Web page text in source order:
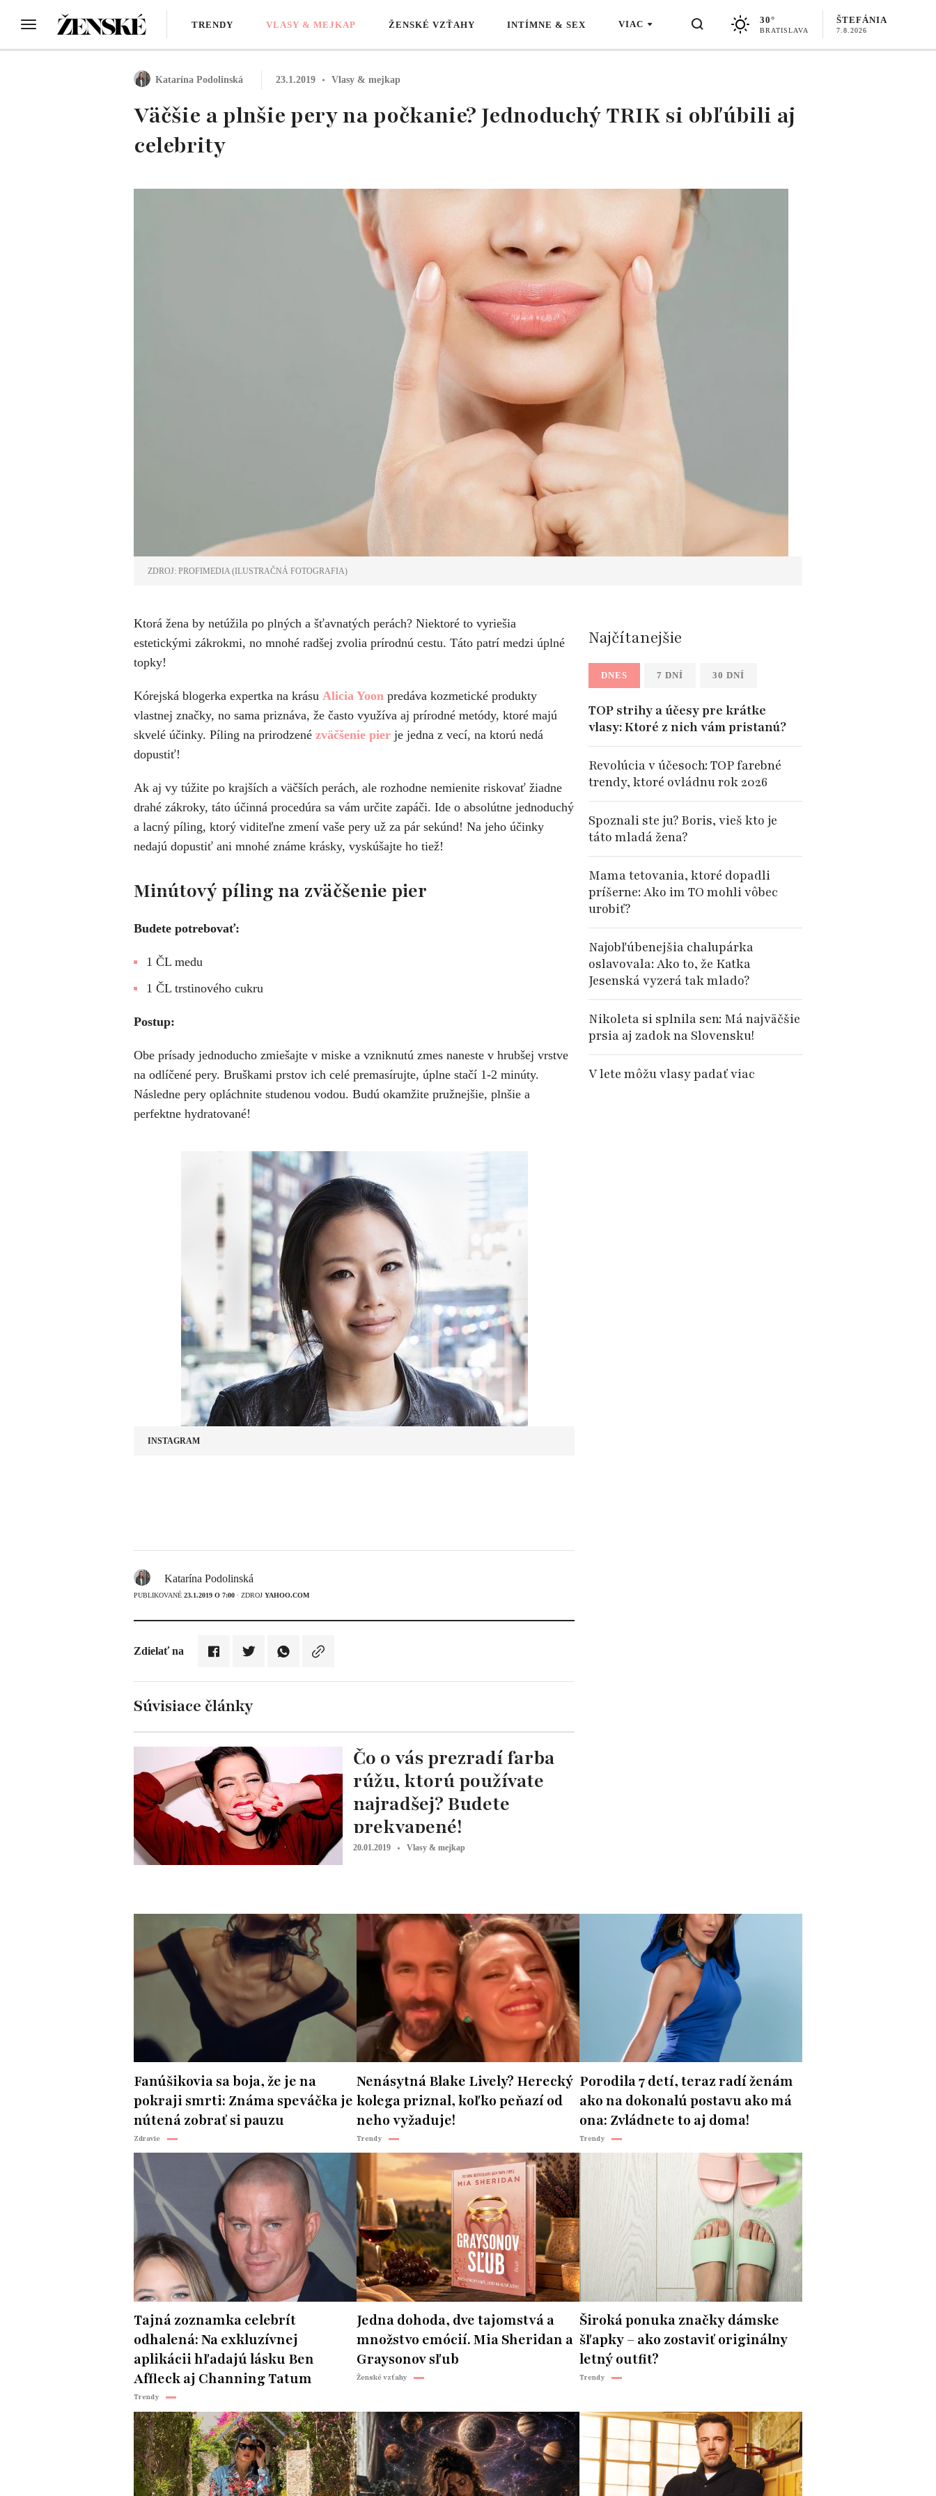
TRENDY VLASY & MEJKAP ŽENSKÉ VZŤAHY INTÍMNE & SEX VIAC 30°
BRATISLAVA
ŠTEFÁNIA
7.8.2026
Katarína Podolinská 23.1.2019 Vlasy & mejkap
Väčšie a plnšie pery na počkanie? Jednoduchý TRIK si obľúbili aj
celebrity
ZDROJ: PROFIMEDIA (ILUSTRAČNÁ FOTOGRAFIA)
Ktorá žena by netúžila po plných a šťavnatých perách? Niektoré to vyriešia
estetickými zákrokmi, no mnohé radšej zvolia prírodnú cestu. Táto patrí medzi úplné
topky!
Kórejská blogerka expertka na krásu Alicia Yoon predáva kozmetické produkty
vlastnej značky, no sama priznáva, že často využíva aj prírodné metódy, ktoré majú
skvelé účinky. Píling na prirodzené zväčšenie pier je jedna z vecí, na ktorú nedá
dopustiť!
Ak aj vy túžite po krajších a väčších perách, ale rozhodne nemienite riskovať žiadne
drahé zákroky, táto účinná procedúra sa vám určite zapáči. Ide o absolútne jednoduchý
a lacný píling, ktorý viditeľne zmení vaše pery už za pár sekúnd! Na jeho účinky
nedajú dopustiť ani mnohé známe krásky, vyskúšajte ho tiež!
Minútový píling na zväčšenie pier
Budete potrebovať:
1 ČL medu
1 ČL trstinového cukru
Postup:
Obe prísady jednoducho zmiešajte v miske a vzniknutú zmes naneste v hrubšej vrstve
na odlíčené pery. Bruškami prstov ich celé premasírujte, úplne stačí 1-2 minúty.
Následne pery opláchnite studenou vodou. Budú okamžite pružnejšie, plnšie a
perfektne hydratované!
INSTAGRAM
Katarína Podolinská
PUBLIKOVANÉ 23.1.2019 O 7:00 · ZDROJ YAHOO.COM
Zdielať na
Súvisiace články
Čo o vás prezradí farba
rúžu, ktorú používate
najradšej? Budete
prekvapené!
20.01.2019 Vlasy & mejkap
Najčítanejšie
DNES 7 DNÍ 30 DNÍ
TOP strihy a účesy pre krátke
vlasy: Ktoré z nich vám pristanú?
Revolúcia v účesoch: TOP farebné
trendy, ktoré ovládnu rok 2026
Spoznali ste ju? Boris, vieš kto je
táto mladá žena?
Mama tetovania, ktoré dopadli
príšerne: Ako im TO mohli vôbec
urobiť?
Najobľúbenejšia chalupárka
oslavovala: Ako to, že Katka
Jesenská vyzerá tak mlado?
Nikoleta si splnila sen: Má najväčšie
prsia aj zadok na Slovensku!
V lete môžu vlasy padať viac
Fanúšikovia sa boja, že je na
pokraji smrti: Známa speváčka je
nútená zobrať si pauzu
Zdravie
Nenásytná Blake Lively? Herecký
kolega priznal, koľko peňazí od
neho vyžaduje!
Trendy
Porodila 7 detí, teraz radí ženám
ako na dokonalú postavu ako má
ona: Zvládnete to aj doma!
Trendy
Tajná zoznamka celebrít
odhalená: Na exkluzívnej
aplikácii hľadajú lásku Ben
Affleck aj Channing Tatum
Trendy
Jedna dohoda, dve tajomstvá a
množstvo emócií. Mia Sheridan a
Graysonov sľub
Ženské vzťahy
Široká ponuka značky dámske
šľapky – ako zostaviť originálny
letný outfit?
Trendy